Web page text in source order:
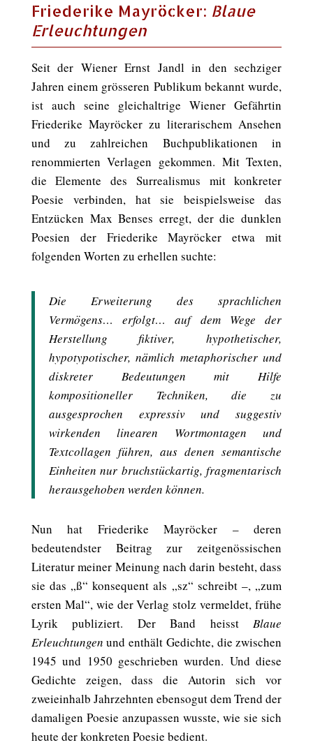
Friederike Mayröcker: Blaue
Erleuchtungen
Seit der Wiener Ernst Jandl in den sechziger
Jahren einem grösseren Publikum bekannt wurde,
ist auch seine gleichaltrige Wiener Gefährtin
Friederike Mayröcker zu literarischem Ansehen
und zu zahlreichen Buchpublikationen in
renommierten Verlagen gekommen. Mit Texten,
die Elemente des Surrealismus mit konkreter
Poesie verbinden, hat sie beispielsweise das
Entzücken Max Benses erregt, der die dunklen
Poesien der Friederike Mayröcker etwa mit
folgenden Worten zu erhellen suchte:
Die Erweiterung des sprachlichen
Vermögens… erfolgt… auf dem Wege der
Herstellung fiktiver, hypothetischer,
hypotypotischer, nämlich metaphorischer und
diskreter Bedeutungen mit Hilfe
kompositioneller Techniken, die zu
ausgesprochen expressiv und suggestiv
wirkenden linearen Wortmontagen und
Textcollagen führen, aus denen semantische
Einheiten nur bruchstückartig, fragmentarisch
herausgehoben werden können.
Nun hat Friederike Mayröcker – deren
bedeutendster Beitrag zur zeitgenössischen
Literatur meiner Meinung nach darin besteht, dass
sie das „ß“ konsequent als „sz“ schreibt –, „zum
ersten Mal“, wie der Verlag stolz vermeldet, frühe
Lyrik publiziert. Der Band heisstBlaue
Erleuchtungenund enthält Gedichte, die zwischen
1945 und 1950 geschrieben wurden. Und diese
Gedichte zeigen, dass die Autorin sich vor
zweieinhalb Jahrzehnten ebensogut dem Trend der
damaligen Poesie anzupassen wusste, wie sie sich
heute der konkreten Poesie bedient.